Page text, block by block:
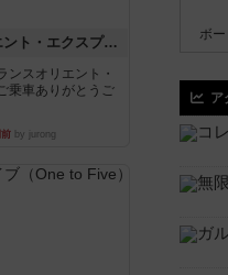
トランスオリエント・エクスプレス
ンスオリエント・
乗車ありがとうご
by jurong
ボ
ア